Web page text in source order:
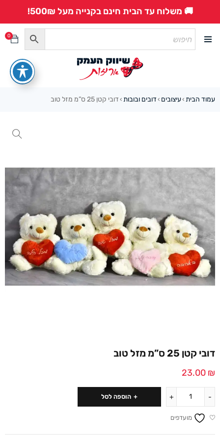
🚚 משלוח עד הבית חינם בקנייה מעל 500₪!
0
עמוד הבית ›עיצובים ›דובים ובובות › דובי קטן 25 ס”מ מזל טוב
דובי קטן 25 ס”מ מזל טוב
23.00 ₪
הוספה לסל
מועדפים